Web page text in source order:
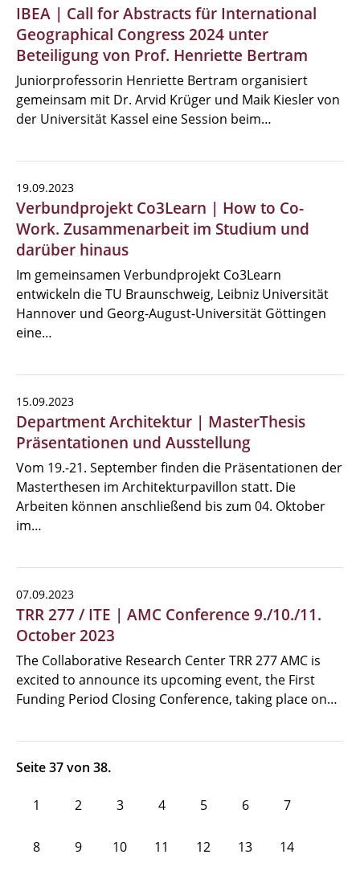
IBEA | Call for Abstracts für International
Geographical Congress 2024 unter
Beteiligung von Prof. Henriette Bertram
Juniorprofessorin Henriette Bertram organisiert
gemeinsam mit Dr. Arvid Krüger und Maik Kiesler von
der Universität Kassel eine Session beim…
19.09.2023
Verbundprojekt Co3Learn | How to Co-
Work. Zusammenarbeit im Studium und
darüber hinaus
Im gemeinsamen Verbundprojekt Co3Learn
entwickeln die TU Braunschweig, Leibniz Universität
Hannover und Georg-August-Universität Göttingen
eine…
15.09.2023
Department Architektur | MasterThesis
Präsentationen und Ausstellung
Vom 19.-21. September finden die Präsentationen der
Masterthesen im Architekturpavillon statt. Die
Arbeiten können anschließend bis zum 04. Oktober
im…
07.09.2023
TRR 277 / ITE | AMC Conference 9./10./11.
October 2023
The Collaborative Research Center TRR 277 AMC is
excited to announce its upcoming event, the First
Funding Period Closing Conference, taking place on…
Seite 37 von 38.
1 2 3 4 5 6 7
8 9 10 11 12 13 14